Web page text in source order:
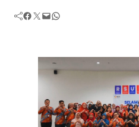
Facebook Twitter Mail WhatsApp